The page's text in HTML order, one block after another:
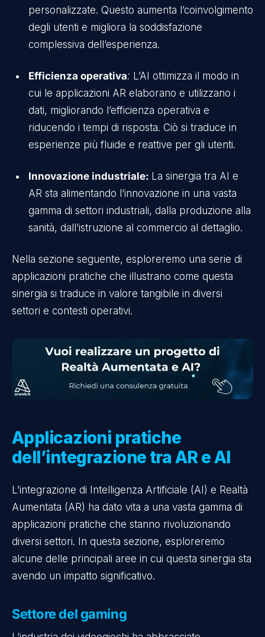
personalizzate. Questo aumenta l’coinvolgimento
degli utenti e migliora la soddisfazione
complessiva dell’esperienza.
Efficienza operativa: L’AI ottimizza il modo in
cui le applicazioni AR elaborano e utilizzano i
dati, migliorando l’efficienza operativa e
riducendo i tempi di risposta. Ciò si traduce in
esperienze più fluide e reattive per gli utenti.
Innovazione industriale: La sinergia tra AI e
AR sta alimentando l’innovazione in una vasta
gamma di settori industriali, dalla produzione alla
sanità, dall’istruzione al commercio al dettaglio.
Nella sezione seguente, esploreremo una serie di
applicazioni pratiche che illustrano come questa
sinergia si traduce in valore tangibile in diversi
settori e contesti operativi.
Applicazioni pratiche
dell’integrazione tra AR e AI
L’integrazione di Intelligenza Artificiale (AI) e Realtà
Aumentata (AR) ha dato vita a una vasta gamma di
applicazioni pratiche che stanno rivoluzionando
diversi settori. In questa sezione, esploreremo
alcune delle principali aree in cui questa sinergia sta
avendo un impatto significativo.
Settore del gaming